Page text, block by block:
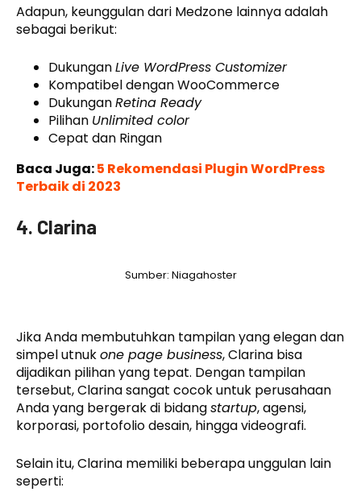
Adapun, keunggulan dari Medzone lainnya adalah
sebagai berikut:
DukunganLive WordPress Customizer
Kompatibel dengan WooCommerce
DukunganRetina Ready
Pilihan Unlimited color
Cepat dan Ringan
Baca Juga:5 Rekomendasi Plugin WordPress
Terbaik di 2023
4. Clarina
Sumber: Niagahoster
Jika Anda membutuhkan tampilan yang elegan dan
simpel utnukone page business, Clarina bisa
dijadikan pilihan yang tepat. Dengan tampilan
tersebut, Clarina sangat cocok untuk perusahaan
Anda yang bergerak di bidangstartup, agensi,
korporasi, portofolio desain, hingga videografi.
Selain itu, Clarina memiliki beberapa unggulan lain
seperti: